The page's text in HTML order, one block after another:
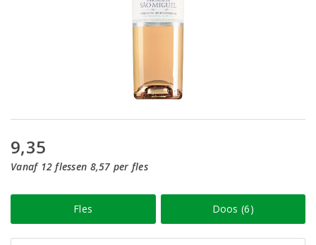
9,35
Vanaf 12 flessen 8,57 per fles
Fles Doos (6)